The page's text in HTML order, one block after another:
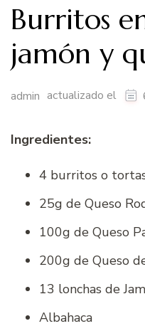
Burritos
jamón y
admin actualizado el
Ingredientes:
4 burritos o
25g de Queso
100g de Queso
200g de Queso
13 lonchas de
Albahaca